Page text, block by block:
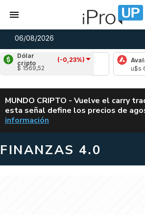
06/08/2026
Dólar
cripto
(-0,23%)
$ 1569,52
(8,17%)
Avalanche (-
ALERTA
MUNDO CRIPTO - Vuelve el carry
esta señal define los precios de
información
FINANZAS 4.0